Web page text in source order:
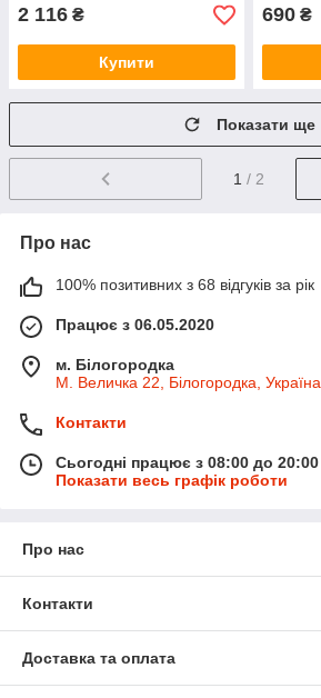
2 116 ₴
Купити
690 ₴
Показати ще
1 / 2
Про нас
100% позитивних з 68 відгуків за рік
Працює з 06.05.2020
м. Білогородка
М. Величка 22, Білогородка, Україна
Контакти
Сьогодні працює з 08:00 до 20:00
Показати весь графік роботи
Про нас
Контакти
Доставка та оплата